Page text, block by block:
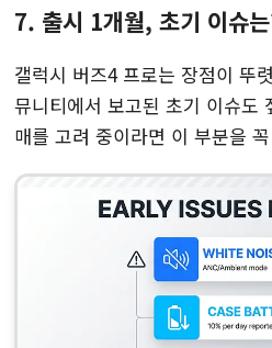
7. 출시 1개월, 초기 이슈
갤럭시 버즈4 프로는 장점이 뚜
뮤니티에서 보고된 초기 이슈도
매를 고려 중이라면 이 부분을